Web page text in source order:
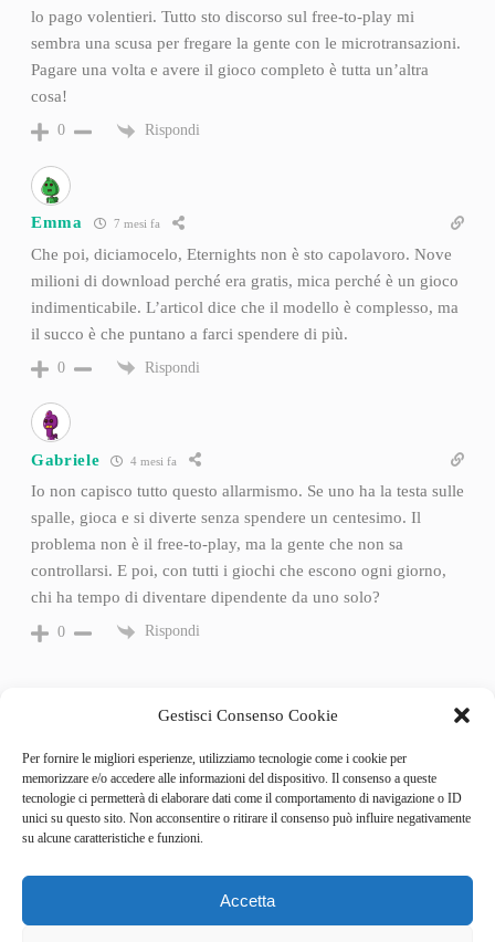
Gestisci Consenso Cookie
Per fornire le migliori esperienze, utilizziamo tecnologie come i cookie per
memorizzare e/o accedere alle informazioni del dispositivo. Il consenso a queste
tecnologie ci permetterà di elaborare dati come il comportamento di navigazione o ID
unici su questo sito. Non acconsentire o ritirare il consenso può influire negativamente
su alcune caratteristiche e funzioni.
Accetta
lo pago volentieri. Tutto sto discorso sul free-to-play mi
sembra una scusa per fregare la gente con le microtransazioni.
Pagare una volta e avere il gioco completo è tutta un’altra
cosa!
0 Rispondi
Emma 7 mesi fa
Che poi, diciamocelo, Eternights non è sto capolavoro. Nove
milioni di download perché era gratis, mica perché è un gioco
indimenticabile. L’articol dice che il modello è complesso, ma
il succo è che puntano a farci spendere di più.
0 Rispondi
Gabriele 4 mesi fa
Io non capisco tutto questo allarmismo. Se uno ha la testa sulle
spalle, gioca e si diverte senza spendere un centesimo. Il
problema non è il free-to-play, ma la gente che non sa
controllarsi. E poi, con tutti i giochi che escono ogni giorno,
chi ha tempo di diventare dipendente da uno solo?
0 Rispondi
Categories